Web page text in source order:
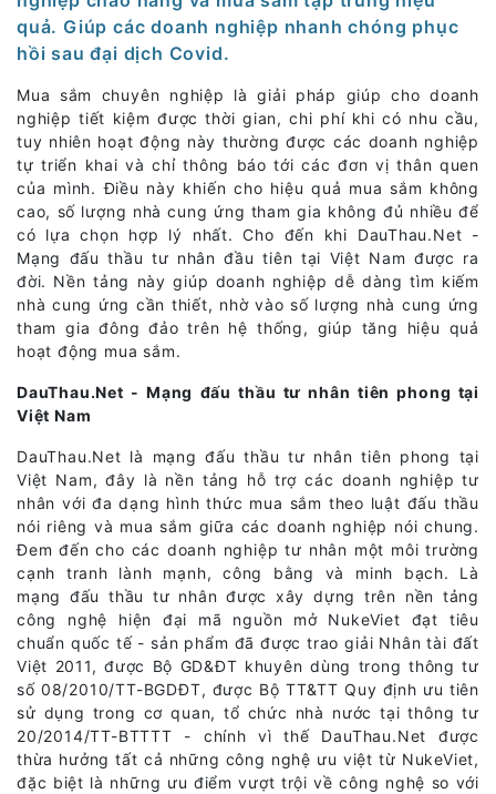
quả. Giúp các doanh nghiệp nhanh chóng phục
hồi sau đại dịch Covid.
Mua sắm chuyên nghiệp là giải pháp giúp cho doanh
nghiệp tiết kiệm được thời gian, chi phí khi có nhu cầu,
tuy nhiên hoạt động này thường được các doanh nghiệp
tự triển khai và chỉ thông báo tới các đơn vị thân quen
của mình. Điều này khiến cho hiệu quả mua sắm không
cao, số lượng nhà cung ứng tham gia không đủ nhiều để
có lựa chọn hợp lý nhất. Cho đến khi DauThau.Net -
Mạng đấu thầu tư nhân đầu tiên tại Việt Nam được ra
đời. Nền tảng này giúp doanh nghiệp dễ dàng tìm kiếm
nhà cung ứng cần thiết, nhờ vào số lượng nhà cung ứng
tham gia đông đảo trên hệ thống, giúp tăng hiệu quả
hoạt động mua sắm.
DauThau.Net - Mạng đấu thầu tư nhân tiên phong tại
Việt Nam
DauThau.Net là mạng đấu thầu tư nhân tiên phong tại
Việt Nam, đây là nền tảng hỗ trợ các doanh nghiệp tư
nhân với đa dạng hình thức mua sắm theo luật đấu thầu
nói riêng và mua sắm giữa các doanh nghiệp nói chung.
Đem đến cho các doanh nghiệp tư nhân một môi trường
cạnh tranh lành mạnh, công bằng và minh bạch. Là
mạng đấu thầu tư nhân được xây dựng trên nền tảng
công nghệ hiện đại mã nguồn mở NukeViet đạt tiêu
chuẩn quốc tế - sản phẩm đã được trao giải Nhân tài đất
Việt 2011, được Bộ GD&ĐT khuyên dùng trong thông tư
số 08/2010/TT-BGDĐT, được Bộ TT&TT Quy định ưu tiên
sử dụng trong cơ quan, tổ chức nhà nước tại thông tư
20/2014/TT-BTTTT - chính vì thế DauThau.Net được
thừa hưởng tất cả những công nghệ ưu việt từ NukeViet,
đặc biệt là những ưu điểm vượt trội về công nghệ so với